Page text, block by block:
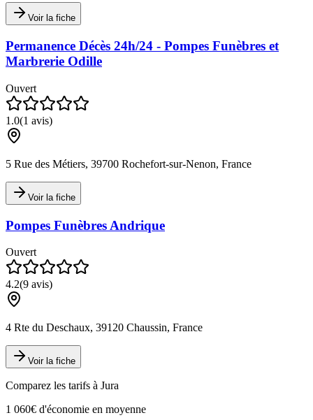
Voir la fiche
Permanence Décès 24h/24 - Pompes Funèbres et
Marbrerie Odille
Ouvert
1.0(1 avis)
5 Rue des Métiers, 39700 Rochefort-sur-Nenon, France
Voir la fiche
Pompes Funèbres Andrique
Ouvert
4.2(9 avis)
4 Rte du Deschaux, 39120 Chaussin, France
Voir la fiche
Comparez les tarifs à Jura
1 060€ d'économie en moyenne